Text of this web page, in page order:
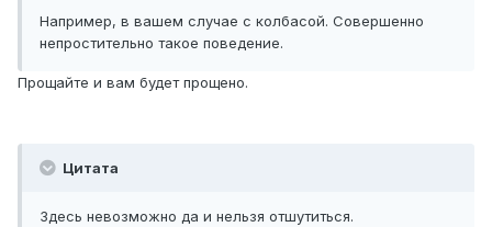
Например, в вашем случае с колбасой. Совершенно
непростительно такое поведение.
Прощайте и вам будет прощено.
Цитата
Здесь невозможно да и нельзя отшутиться.